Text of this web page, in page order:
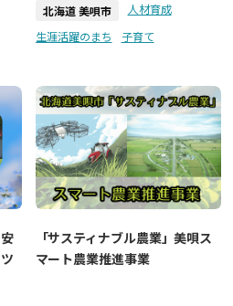
北海道 美唄市
人材育成
生涯活躍のまち
子育て
「サスティナブル農業」美唄ス
マート農業推進事業